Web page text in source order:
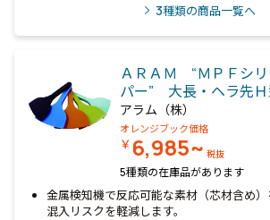
3種類の商品一覧へ
ＡＲＡＭ “ＭＰＦシリ
パー” 大長・ヘラ先
アラム（株）
オレンジブック価格
￥ 6,985~ 税抜
5種類の在庫品があります
金属検知機で反応可能な素材（芯材含め
混入リスクを軽減します。